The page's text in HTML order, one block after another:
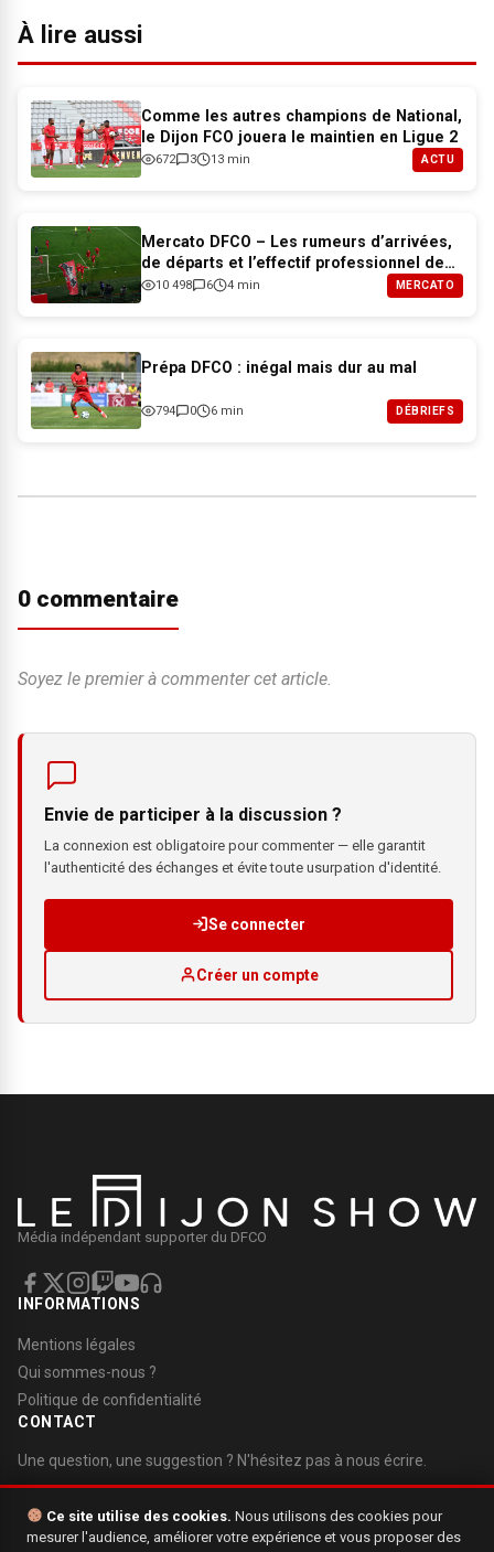
À lire aussi
Comme les autres champions de National,
le Dijon FCO jouera le maintien en Ligue 2
672 3 13 min ACTU
Mercato DFCO – Les rumeurs d’arrivées,
de départs et l’effectif professionnel de
Dijon pour 2026-2027
10 498 6 4 min MERCATO
Prépa DFCO : inégal mais dur au mal
794 0 6 min DÉBRIEFS
0 commentaire
Soyez le premier à commenter cet article.
Envie de participer à la discussion ?
La connexion est obligatoire pour commenter — elle garantit
l'authenticité des échanges et évite toute usurpation d'identité.
Se connecter
Créer un compte
Média indépendant supporter du DFCO
INFORMATIONS
Mentions légales
Qui sommes-nous ?
Politique de confidentialité
CONTACT
Une question, une suggestion ? N'hésitez pas à nous écrire.
Nous contacter
Ce site utilise des cookies. Nous utilisons des cookies pour
mesurer l'audience, améliorer votre expérience et vous proposer des